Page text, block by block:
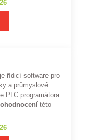
řídicí software pro
a průmyslové
PLC programátora
této